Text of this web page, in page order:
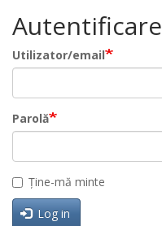
Autentificare
Utilizator/email
Parolă
Ține-mă minte
Log in